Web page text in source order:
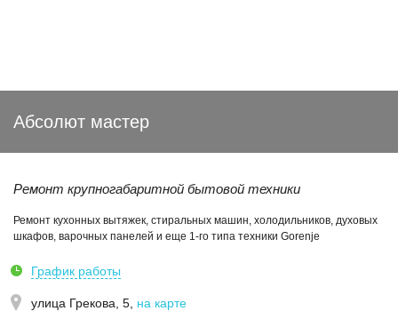
Абсолют мастер
Ремонт крупногабаритной бытовой техники
Ремонт кухонных вытяжек, стиральных машин, холодильников, духовых
шкафов, варочных панелей и еще 1-го типа техники Gorenje
График работы
улица Грекова, 5 на карте